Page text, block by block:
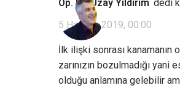
Op. Dr. Uzay Yıldırım dedi
5 Haziran 2019, 00:00
İlk ilişki sonrası kanamanın
zarınızın bozulmadığı yani
olduğu anlamına gelebilir